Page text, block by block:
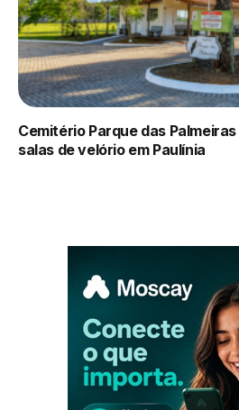
Cemitério Parque das
salas de velório em Paulínia